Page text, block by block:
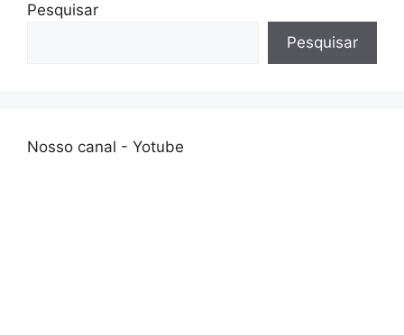
Pesquisar
Pesquisar
Nosso canal - Yotube